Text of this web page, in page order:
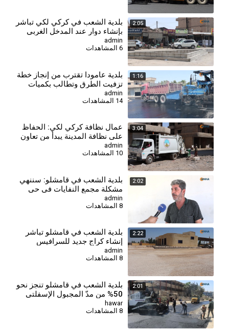
2:05
بلدية الشعب في كركي لكي تباشر
بإنشاء دوار عند المدخل الغربي
admin
6 المشاهدات
1:16
بلدية عامودا تقترب من إنجاز خطة
تزفيت الطرق وتطالب بكميات
إضافية من الزفت
admin
14 المشاهدات
3:04
⁣عمال نظافة كركي لكي: الحفاظ
على نظافة المدينة يبدأ من تعاون
المواطنين
admin
10 المشاهدات
2:02
بلدية الشعب في قامشلو: سننهي
مشكلة مجمع النفايات في حي
جودي مع نهاية الشهر الجاري
admin
2:22
⁣بلدية الشعب في قامشلو تباشر
إنشاء كراج جديد للسرافيس
admin
2:01
بلدية الشعب في قامشلو تنجز نحو
50% من مدّ المجبول الإسفلتي
hawar
8 المشاهدات